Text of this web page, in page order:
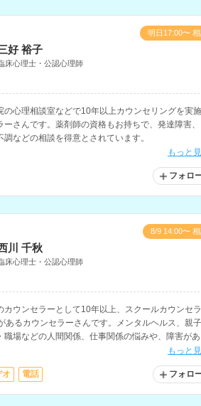
好 裕子
床心理士・公認心理師
の心理相談室などで10年以上カウンセリングを実
さんです。薬剤師の資格もお持ちで、発達障害、
調などの相談を得意とされています。
もっと
フォロ
明日17:00〜
川 千秋
床心理士・公認心理師
カウンセラーとして10年以上、スクールカウンセ
あるカウンセラーさんです。メンタルヘルス、親子
職場などの人間関係、仕事関係の悩みや、障害が
もっと
オ 電話 フォロ
8/9 14:00〜